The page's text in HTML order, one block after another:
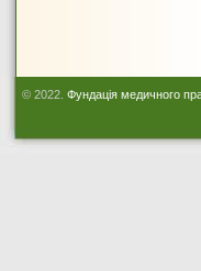
© 2022. Фундація медичного